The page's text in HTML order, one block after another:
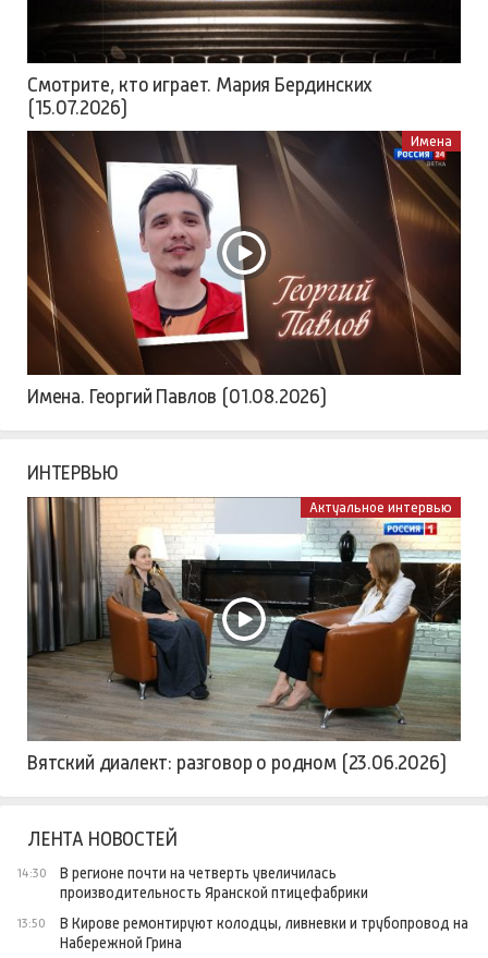
Смотрите, кто играет. Мария Бердинских
(15.07.2026)
Имена
Имена. Георгий Павлов (01.08.2026)
ИНТЕРВЬЮ
Актуальное интервью
Вятский диалект: разговор о родном (23.06.2026)
ЛЕНТА НОВОСТЕЙ
14:30
В регионе почти на четверть увеличилась
производительность Яранской птицефабрики
13:50
В Кирове ремонтируют колодцы, ливневки и трубопровод на
Набережной Грина